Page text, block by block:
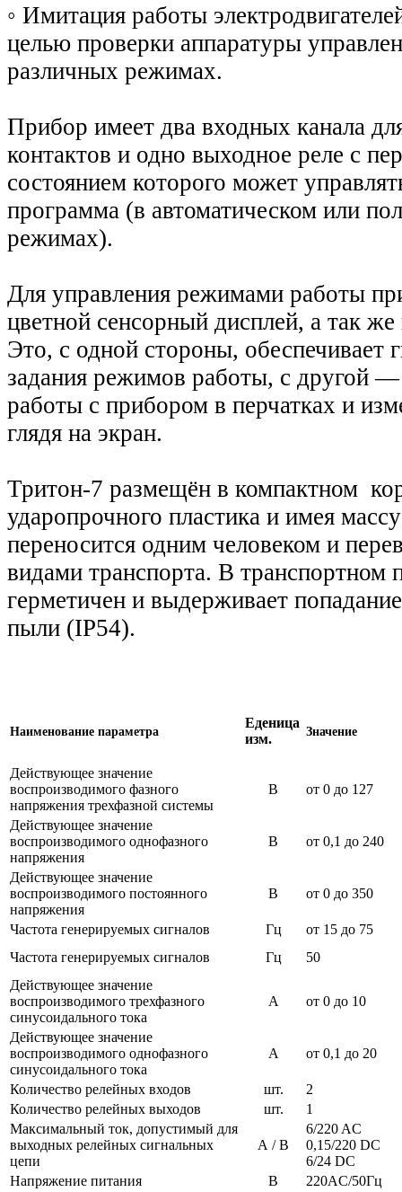
◦ Имитация работы
целью проверки аппаратуры
различных режимах.
Прибор имеет два входных канала
контактов и одно выходное реле с
состоянием которого может
программа (в автоматическом или
режимах).
Для управления режимами работы
цветной сенсорный дисплей, а так же
Это, с одной стороны, обеспечивает
задания режимов работы, с другой
работы с прибором в перчатках и
глядя на экран.
Тритон-7 размещён в компактном
ударопрочного пластика и имея
переносится одним человеком и
видами транспорта. В транспортном
герметичен и выдерживает
пыли (IP54).
Наименование параметра
Еденица
изм.
Значение
Действующее значение
воспроизводимого фазного
напряжения трехфазной системы
В от 0 до 127
Действующее значение
воспроизводимого однофазного
напряжения
В от 0,1 до 240
Действующее значение
воспроизводимого постоянного
напряжения
В от 0 до 350
Частота генерируемых сигналов Гц
от 15 до 75
Частота генерируемых сигналов
Гц
50
Действующее значение
воспроизводимого трехфазного
синусоидального тока
А от 0 до 10
Действующее значение
воспроизводимого однофазного
синусоидального тока
А от 0,1 до 20
Количество релейных входов шт.
2
Количество релейных выходов
шт.
1
Максимальный ток, допустимый для
выходных релейных сигнальных
цепи
А / В
6/220 AC
0,15/220 DC
6/24 DC
Напряжение питания
В
220AC/50Гц